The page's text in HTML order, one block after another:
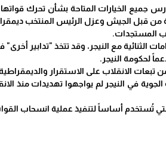
جميع الخيارات المتاحة بشأن تحرك
من قبل الجيش وعزل الرئيس المنتخب
المستجدات.
الثنائية مع النيجر، وقد تتخذ "تدابير
لحكومة النيجر.
تبعات الانقلاب على الاستقرار
في النيجر لم يواجهوا تهديدات منذ
تُستخدم أساساً لتنفيذ عملية انسحاب القوات